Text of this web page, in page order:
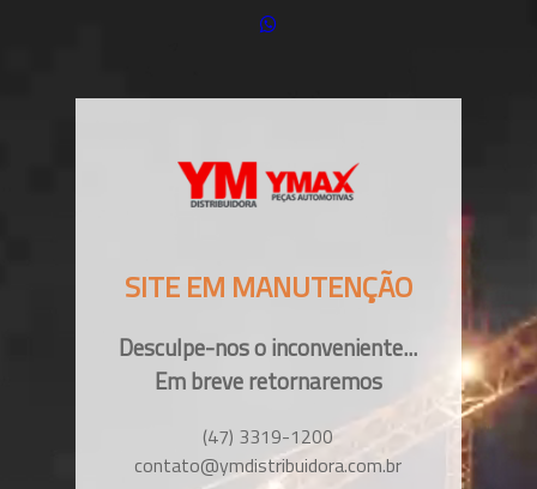
SITE EM MANUTENÇÃO
Desculpe-nos o inconveniente...
Em breve retornaremos
(47) 3319-1200
contato@ymdistribuidora.com.br